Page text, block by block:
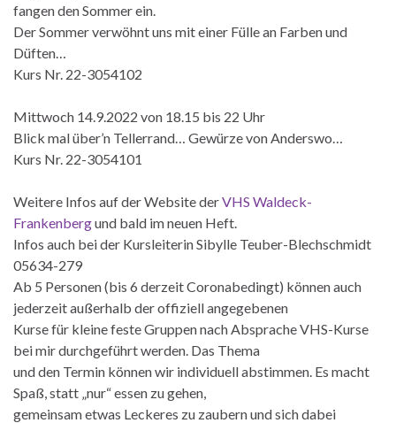
fangen den Sommer ein.
Der Sommer verwöhnt uns mit einer Fülle an Farben und
Düften…
Kurs Nr. 22-3054102
Mittwoch 14.9.2022 von 18.15 bis 22 Uhr
Blick mal über’n Tellerrand… Gewürze von Anderswo…
Kurs Nr. 22-3054101
Weitere Infos auf der Website derVHS Waldeck-
Frankenbergund bald im neuen Heft.
Infos auch bei der Kursleiterin Sibylle Teuber-Blechschmidt
05634-279
Ab 5 Personen (bis 6 derzeit Coronabedingt) können auch
jederzeit außerhalb der offiziell angegebenen
Kurse für kleine feste Gruppen nach Absprache VHS-Kurse
bei mir durchgeführt werden. Das Thema
und den Termin können wir individuell abstimmen. Es macht
Spaß, statt „nur“ essen zu gehen,
gemeinsam etwas Leckeres zu zaubern und sich dabei